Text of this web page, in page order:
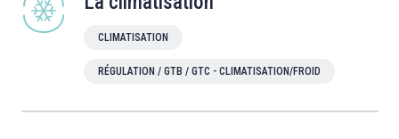
CLIMATISATION
RÉGULATION / GTB / GTC - CLIMATISATION/FROID